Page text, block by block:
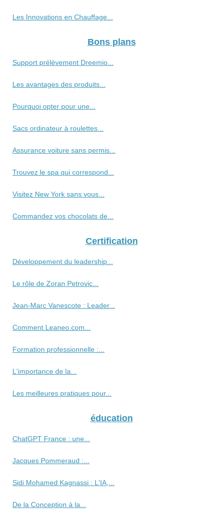
Les Innovations en Chauffage...
Bons plans
Support prélèvement Dreemio...
Les avantages des produits...
Pourquoi opter pour une...
Sacs ordinateur à roulettes...
Assurance voiture sans permis...
Trouvez le spa qui correspond...
Visitez New York sans vous...
Commandez vos chocolats de...
Certification
Développement du leadership...
Le rôle de Zoran Petrovic...
Jean-Marc Vanescote : Leader...
Comment Leaneo.com...
Formation professionnelle :...
L'importance de la...
Les meilleures pratiques pour...
éducation
ChatGPT France : une...
Jacques Pommeraud :...
Sidi Mohamed Kagnassi : L'IA,...
De la Conception à la...